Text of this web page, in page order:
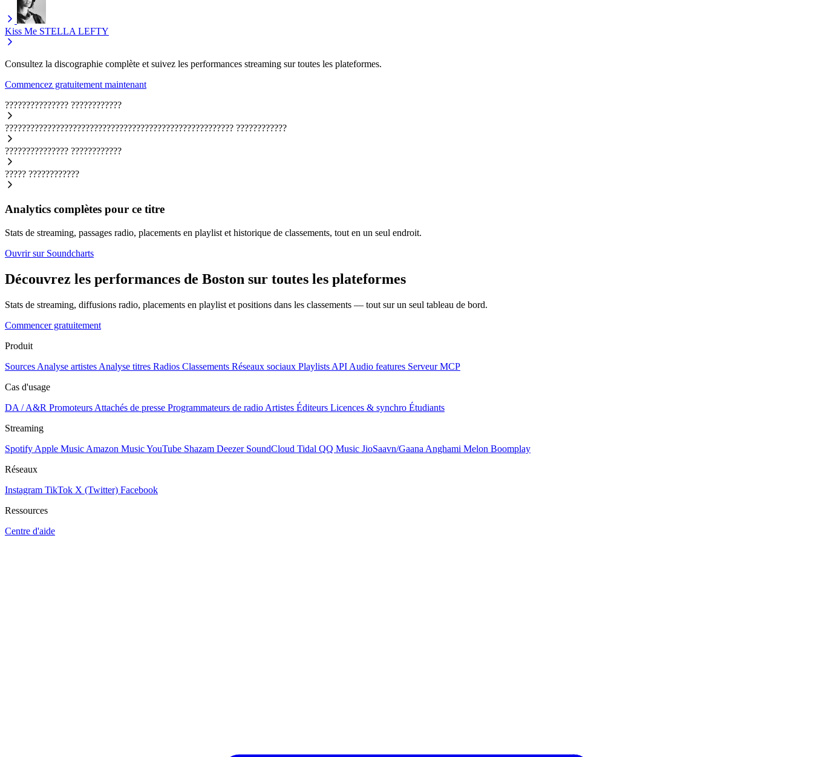
Kiss Me STELLA LEFTY
Consultez la discographie complète et suivez les performances streaming sur toutes les plateformes.
Commencez gratuitement maintenant
??????????????? ????????????
?????????????????????????????????????????????????????? ????????????
??????????????? ????????????
????? ????????????
Analytics complètes pour ce titre
Stats de streaming, passages radio, placements en playlist et historique de classements, tout en un seul endroit.
Ouvrir sur Soundcharts
Découvrez les performances de Boston sur toutes les plateformes
Stats de streaming, diffusions radio, placements en playlist et positions dans les classements — tout sur un seul tableau de bord.
Commencer gratuitement
Produit
Sources Analyse artistes Analyse titres Radios Classements Réseaux sociaux Playlists API Audio features Serveur MCP
Cas d'usage
DA / A&R Promoteurs Attachés de presse Programmateurs de radio Artistes Éditeurs Licences & synchro Étudiants
Streaming
Spotify Apple Music Amazon MusicYouTube Shazam Deezer SoundCloud Tidal QQ Music JioSaavn/Gaana Anghami Melon Boomplay
Réseaux
Instagram TikTok X (Twitter) Facebook
Ressources
Centre d'aide